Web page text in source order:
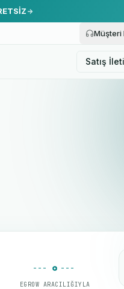
Müşteri
Satış
EGROW ARACILIĞIYLA